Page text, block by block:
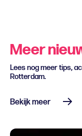
Meer
Lees nog meer tips,
Rotterdam.
Bekijk meer